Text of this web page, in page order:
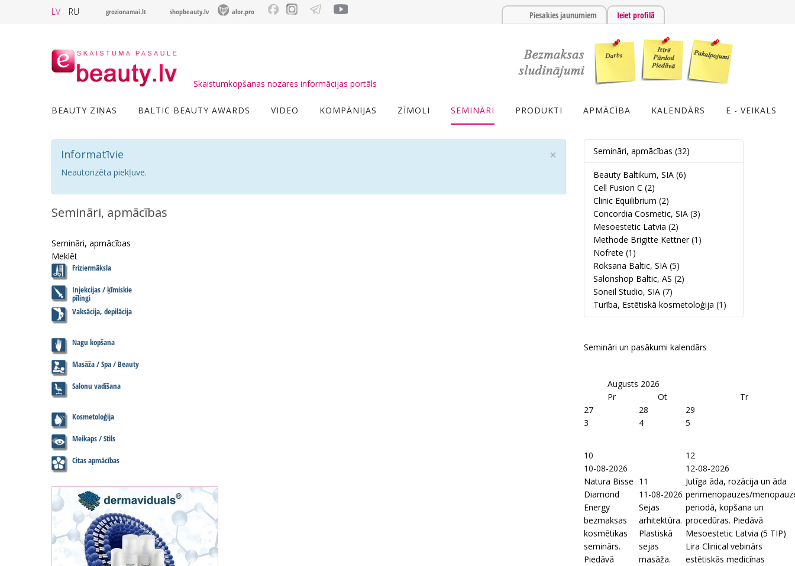
LV RU grozionamai.lt shopbeauty.lv alor.pro Piesakies jaunumiem Ieiet profilā
Skaistumkopšanas nozares informācijas portāls
BEAUTY ZIŅAS BALTIC BEAUTY AWARDS VIDEO KOMPĀNIJAS ZĪMOLI SEMINĀRI PRODUKTI APMĀCĪBA KALENDĀRS E - VEIKALS
×
Informatīvie
Neautorizēta piekļuve.
Semināri, apmācības
Semināri, apmācības
Meklēt
Friziermāksla
Injekcijas / ķīmiskie
pīlingi
Vaksācija, depilācija
Nagu kopšana
Masāža / Spa / Beauty
Salonu vadīšana
Kosmetoloģija
Meikaps / Stils
Citas apmācības
Semināri, apmācības (32)
Beauty Baltikum, SIA (6)
Cell Fusion C (2)
Clinic Equilibrium (2)
Concordia Cosmetic, SIA (3)
Mesoestetic Latvia (2)
Methode Brigitte Kettner (1)
Nofrete (1)
Roksana Baltic, SIA (5)
Salonshop Baltic, AS (2)
Soneil Studio, SIA (7)
Turība, Estētiskā kosmetoloģija (1)
Semināri un pasākumi kalendārs
Augusts 2026
Pr
Ot
Tr
27
28
29
3
4 5
10
10-08-2026
Natura Bisse
Diamond
Energy
bezmaksas
kosmētikas
seminārs.
Piedāvā
11
11-08-2026
Sejas
arhitektūra.
Plastiskā
sejas
masāža.
12
12-08-2026
Jutīga āda, rozācija un āda
perimenopauzes/
periodā, kopšana un
procedūras. Piedāvā
Mesoestetic Latvia (5 TIP)
Lira Clinical vebinārs
estētiskās medicīnas